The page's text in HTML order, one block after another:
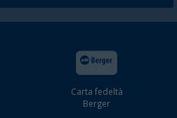
Carta fedeltà
Berger